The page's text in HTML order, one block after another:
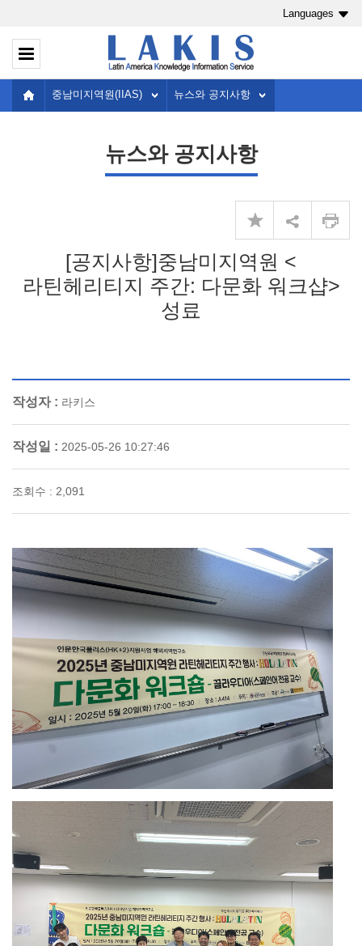
Languages
중남미지역원(IIAS) 뉴스와 공지사항
뉴스와 공지사항
[공지사항]중남미지역원 <
라틴헤리티지 주간: 다문화 워크샵>
성료
작성자 : 라키스
작성일 : 2025-05-26 10:27:46
조회수 : 2,091